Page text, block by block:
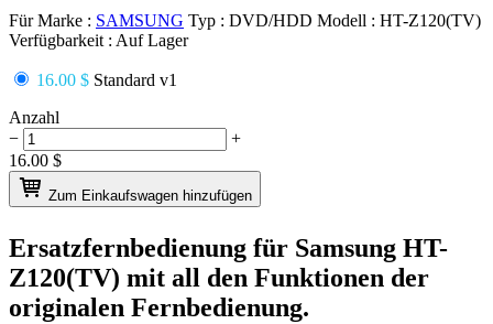
Für Marke : SAMSUNG Typ : DVD/HDD Modell : HT-Z120(TV)
Verfügbarkeit : Auf Lager
16.00 $ Standard v1
Anzahl
−
+
16.00 $
Zum Einkaufswagen hinzufügen
Ersatzfernbedienung für Samsung HT-
Z120(TV) mit all den Funktionen der
originalen Fernbedienung.